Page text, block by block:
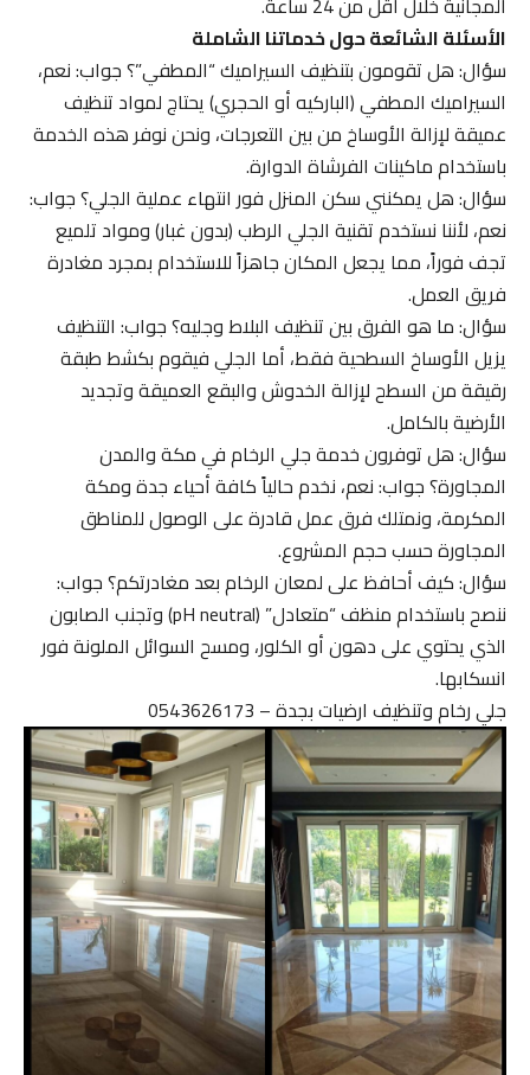
الأسئلة الشائعة حول خدماتنا الشاملة
سؤال: هل تقومون بتنظيف السيراميك “المطفي”؟ جواب: نعم،
السيراميك المطفي (الباركيه أو الحجري) يحتاج لمواد تنظيف
عميقة لإزالة الأوساخ من بين التعرجات، ونحن نوفر هذه الخدمة
باستخدام ماكينات الفرشاة الدوارة.
سؤال: هل يمكنني سكن المنزل فور انتهاء عملية الجلي؟ جواب:
نعم، لأننا نستخدم تقنية الجلي الرطب (بدون غبار) ومواد تلميع
تجف فوراً، مما يجعل المكان جاهزاً للاستخدام بمجرد مغادرة
فريق العمل.
سؤال: ما هو الفرق بين تنظيف البلاط وجليه؟ جواب: التنظيف
يزيل الأوساخ السطحية فقط، أما الجلي فيقوم بكشط طبقة
رقيقة من السطح لإزالة الخدوش والبقع العميقة وتجديد
الأرضية بالكامل.
سؤال: هل توفرون خدمة جلي الرخام في مكة والمدن
المجاورة؟ جواب: نعم، نخدم حالياً كافة أحياء جدة ومكة
المكرمة، ونمتلك فرق عمل قادرة على الوصول للمناطق
المجاورة حسب حجم المشروع.
سؤال: كيف أحافظ على لمعان الرخام بعد مغادرتكم؟ جواب:
ننصح باستخدام منظف “متعادل” (pH neutral) وتجنب الصابون
الذي يحتوي على دهون أو الكلور، ومسح السوائل الملونة فور
انسكابها.
جلي رخام وتنظيف ارضيات بجدة – 0543626173